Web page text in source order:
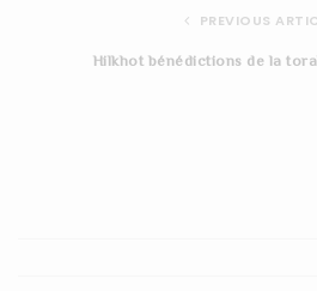
PREVIOUS
Hilkhot bénédictions de la